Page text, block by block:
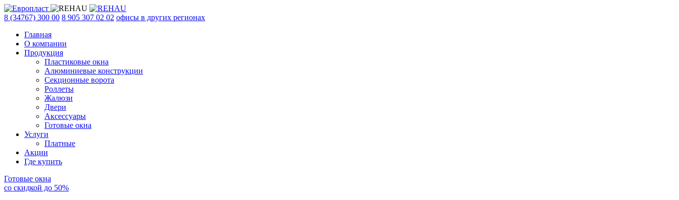
8 (34767) 300 00 8 905 307 02 02 офисы в других регионах
Главная
О компании
Продукция
Пластиковые окна
Алюминиевые конструкции
Секционные ворота
Роллеты
Жалюзи
Двери
Аксессуары
Готовые окна
Услуги
Платные
Акции
Где купить
Готовые окна
со скидкой до 50%